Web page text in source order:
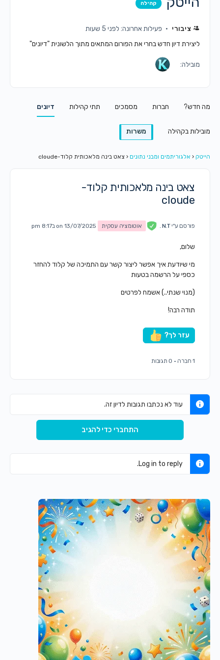
קהילה
ציבורי
פעילות אחרונה: לפני 5 שעות
ליצירת דיון חדש בחרי את הפורום המתאים מתוך הלשונית "דיונים"
מובילה:
מה חדש? חברות מסמכים תתי קהילות דיונים
מובילות בקהילה משרות
הייטק ‹ אלגוריתמים ומבני נתונים ‹ צאט בינה מלאכותית קלוד-cloude
צאט בינה מלאכותית קלוד-
cloude
פורסם ע"יN.T . אוטומציה עסקית on 13/07/2025 ב8:17 pm
שלום,
מי שיודעת איך אפשר ליצור קשר עם התמיכה של קלוד להחזר
כספי על הרשמה בטעות
(מנוי שנתי..) אשמח לפרטים
תודה רבה!
עזר לך?
· 0 תגובות
עוד לא נכתבו תגובות לדיון זה.
התחברי כדי להגיב
Log in to reply.